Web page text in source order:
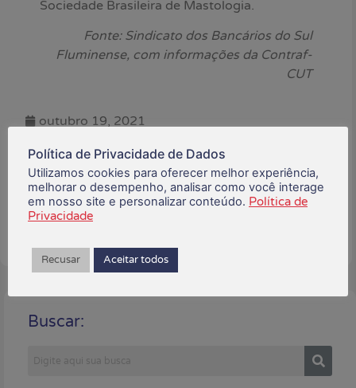
Sociedade Brasileira de Mastologia.
Fonte: Sindicato dos Bancários do Sul
Fluminense, com informações da Contraf-
CUT
outubro 19, 2021
Está gostando do conteúdo?
Compartilhe!
Buscar:
Política de Privacidade de Dados
Utilizamos cookies para oferecer melhor experiência,
melhorar o desempenho, analisar como você interage
em nosso site e personalizar conteúdo. Política de
Privacidade
Recusar Aceitar todos